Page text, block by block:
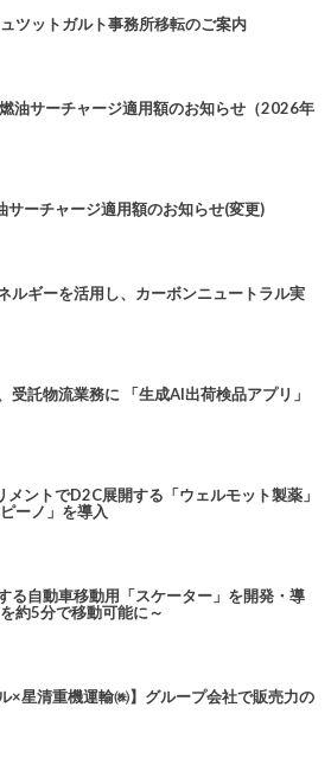
ツットガルト事務所移転のご案内
油サーチャージ適用額のお知らせ（2026年
ーチャージ適用額のお知らせ(変更)
ルギーを活用し、カーボンニュートラル実
受託物流業務に 「生成AI出荷検品アプリ」
メントでD2C展開する「ウェルモット製薬」
ーノ」を導入
る自動車移動用「スケーター」を開発・導
約5分で移動可能に～
×星清重機運輸㈱】グループ会社で販売力の